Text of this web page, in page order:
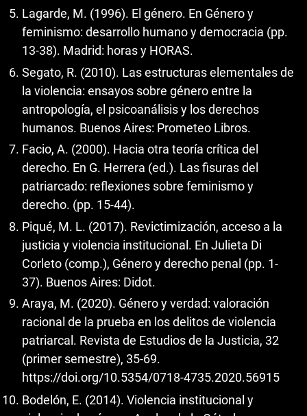
Lagarde, M. (1996). El género. En Género y
feminismo: desarrollo humano y democracia (pp.
13-38). Madrid: horas y HORAS.
Segato, R. (2010). Las estructuras elementales de
la violencia: ensayos sobre género entre la
antropología, el psicoanálisis y los derechos
humanos. Buenos Aires: Prometeo Libros.
Facio, A. (2000). Hacia otra teoría crítica del
derecho. En G. Herrera (ed.). Las fisuras del
patriarcado: reflexiones sobre feminismo y
derecho. (pp. 15-44).
Piqué, M. L. (2017). Revictimización, acceso a la
justicia y violencia institucional. En Julieta Di
Corleto (comp.), Género y derecho penal (pp. 1-
37). Buenos Aires: Didot.
Araya, M. (2020). Género y verdad: valoración
racional de la prueba en los delitos de violencia
patriarcal. Revista de Estudios de la Justicia, 32
(primer semestre), 35-69.
https://doi.org/10.5354/0718-4735.2020.56915
Bodelón, E. (2014). Violencia institucional y